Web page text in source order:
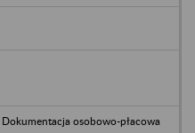
Dokumentacja osobowo-płacowa